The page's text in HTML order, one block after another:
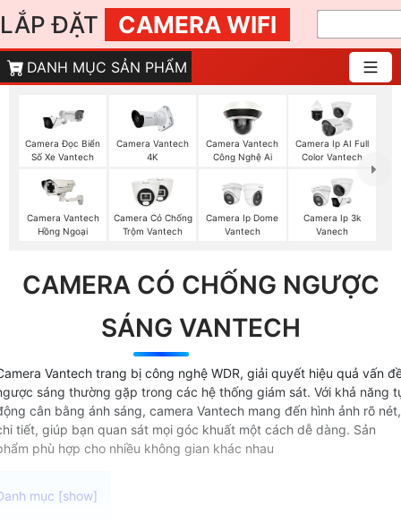
LẮP ĐẶT CAMERA WIFI
DANH MỤC SẢN PHẨM
Camera Đọc Biển
Số Xe Vantech
Camera Vantech
4K
Camera Vantech
Công Nghệ Ai
Camera Ip AI Full
Color Vantech
Camera Vantech
Hồng Ngoại
Camera Có Chống
Trộm Vantech
Camera Ip Dome
Vantech
Camera Ip 3k
Vanech
CAMERA CÓ CHỐNG NGƯỢC
SÁNG VANTECH
Vantech trang bị công nghệ WDR, giải quyết hiệu quả vấn
sáng thường gặp trong các hệ thống giám sát. Với khả năng
cân bằng ánh sáng, camera Vantech mang đến hình ảnh rõ nét,
tiết, giúp bạn quan sát mọi góc khuất một cách dễ dàng. Sản
phù hợp cho nhiều không gian khác nhau